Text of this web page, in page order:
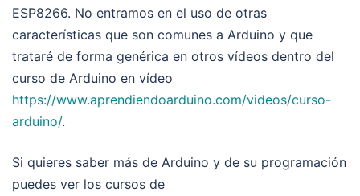
ESP8266. No entramos en el uso de otras
características que son comunes a Arduino y que
trataré de forma genérica en otros vídeos dentro del
curso de Arduino en vídeo
https://www.aprendiendoarduino.com/videos/curso-
arduino/.
Si quieres saber más de Arduino y de su programación
puedes ver los cursos de